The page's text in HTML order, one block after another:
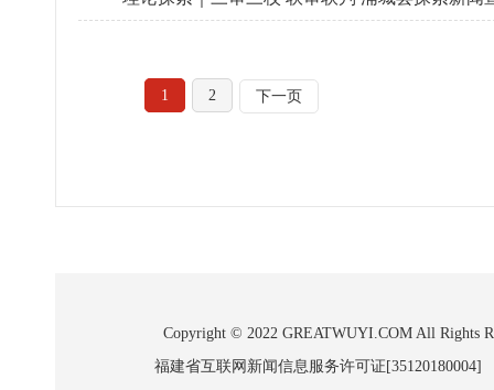
1 2 下一页
Copyright © 2022 GREATWUYI.COM All Rights
福建省互联网新闻信息服务许可证